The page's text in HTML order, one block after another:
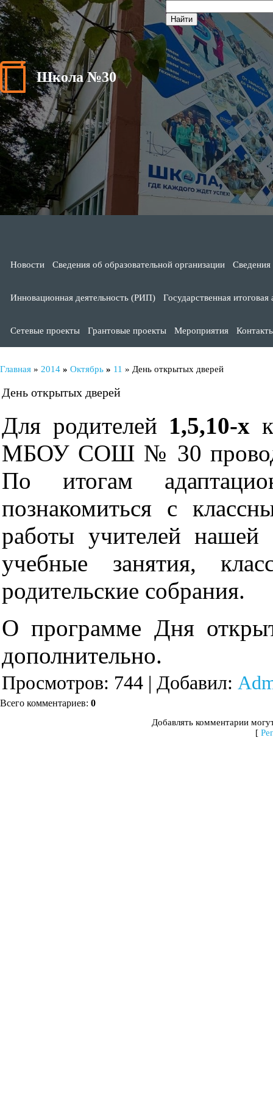
Школа №30
Новости Сведения об образовательной организации Сведения
Инновационная деятельность (РИП) Государственная итоговая
Сетевые проекты Грантовые проекты Мероприятия
Главная » 2014 » Октябрь » 11 » День открытых дверей
День открытых дверей
Для родителей 1,5,10-х
МБОУ СОШ № 30
По итогам
познакомиться с
работы учителей
учебные занятия,
родительские собрания.
О программе Дня
дополнительно.
Просмотров: 744 | Добавил:
Всего комментариев: 0
Добавлять комментарии
[